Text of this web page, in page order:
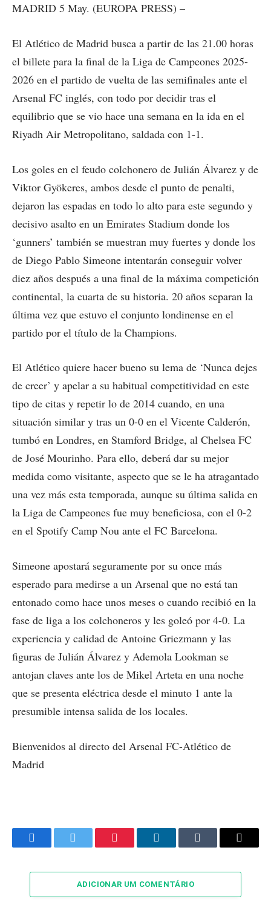
MADRID 5 May. (EUROPA PRESS) –
El Atlético de Madrid busca a partir de las 21.00 horas
el billete para la final de la Liga de Campeones 2025-
2026 en el partido de vuelta de las semifinales ante el
Arsenal FC inglés, con todo por decidir tras el
equilibrio que se vio hace una semana en la ida en el
Riyadh Air Metropolitano, saldada con 1-1.
Los goles en el feudo colchonero de Julián Álvarez y de
Viktor Gyökeres, ambos desde el punto de penalti,
dejaron las espadas en todo lo alto para este segundo y
decisivo asalto en un Emirates Stadium donde los
‘gunners’ también se muestran muy fuertes y donde los
de Diego Pablo Simeone intentarán conseguir volver
diez años después a una final de la máxima competición
continental, la cuarta de su historia. 20 años separan la
última vez que estuvo el conjunto londinense en el
partido por el título de la Champions.
El Atlético quiere hacer bueno su lema de ‘Nunca dejes
de creer’ y apelar a su habitual competitividad en este
tipo de citas y repetir lo de 2014 cuando, en una
situación similar y tras un 0-0 en el Vicente Calderón,
tumbó en Londres, en Stamford Bridge, al Chelsea FC
de José Mourinho. Para ello, deberá dar su mejor
medida como visitante, aspecto que se le ha atragantado
una vez más esta temporada, aunque su última salida en
la Liga de Campeones fue muy beneficiosa, con el 0-2
en el Spotify Camp Nou ante el FC Barcelona.
Simeone apostará seguramente por su once más
esperado para medirse a un Arsenal que no está tan
entonado como hace unos meses o cuando recibió en la
fase de liga a los colchoneros y les goleó por 4-0. La
experiencia y calidad de Antoine Griezmann y las
figuras de Julián Álvarez y Ademola Lookman se
antojan claves ante los de Mikel Arteta en una noche
que se presenta eléctrica desde el minuto 1 ante la
presumible intensa salida de los locales.
Bienvenidos al directo del Arsenal FC-Atlético de
Madrid
FacebookTwitter Pinterest LinkedInTumblr Email
ADICIONAR UM COMENTÁRIO